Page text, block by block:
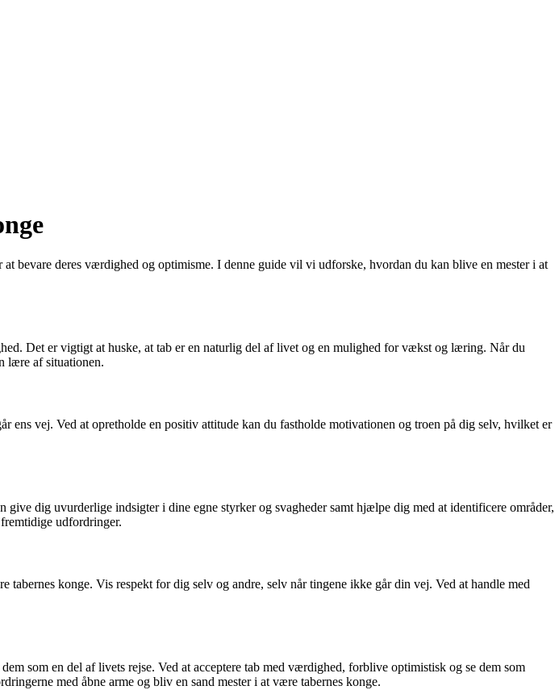
bevare deres værdighed og optimisme. I denne guide vil vi udforske, hvordan du kan blive en mester i at
Det er vigtigt at huske, at tab er en naturlig del af livet og en mulighed for vækst og læring. Når du
lære af situationen.
vej. Ved at opretholde en positiv attitude kan du fastholde motivationen og troen på dig selv, hvilket er
dig uvurderlige indsigter i dine egne styrker og svagheder samt hjælpe dig med at identificere områder,
udfordringer.
konge. Vis respekt for dig selv og andre, selv når tingene ikke går din vej. Ved at handle med
som en del af livets rejse. Ved at acceptere tab med værdighed, forblive optimistisk og se dem som
med åbne arme og bliv en sand mester i at være tabernes konge.